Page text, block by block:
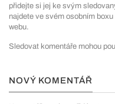
přidejte si jej ke svým
najdete ve svém osobním
webu.
Sledovat komentáře mohou
NOVÝ KOMENTÁŘ